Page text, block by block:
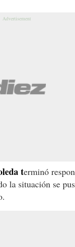
terminó
la situación se